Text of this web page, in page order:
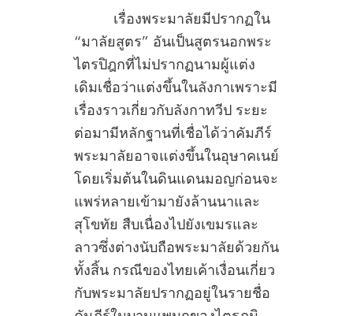
เรื่องพระมาลัยมีปรากฏใน
“มาลัยสูตร” อันเป็นสูตรนอกพระ
ไตรปิฎกที่ไม่ปรากฏนามผู้แต่ง
เดิมเชื่อว่าแต่งขึ้นในลังกาเพราะมี
เรื่องราวเกี่ยวกับลังกาทวีป ระยะ
ต่อมามีหลักฐานที่เชื่อได้ว่าคัมภีร์
พระมาลัยอาจแต่งขึ้นในอุษาคเนย์
โดยเริ่มต้นในดินแดนมอญก่อนจะ
แพร่หลายเข้ามายังล้านนาและ
สุโขทัย สืบเนื่องไปยังเขมรและ
ลาวซึ่งต่างนับถือพระมาลัยด้วยกัน
ทั้งสิ้น กรณีของไทยเค้าเงื่อนเกี่ยว
กับพระมาลัยปรากฏอยู่ในรายชื่อ